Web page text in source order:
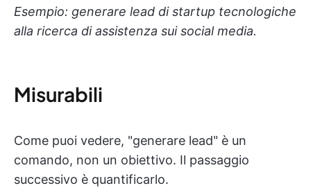
Esempio: generare lead di startup tecnologiche
alla ricerca di assistenza sui social media.
Misurabili
Come puoi vedere, "generare lead" è un
comando, non un obiettivo. Il passaggio
successivo è quantificarlo.